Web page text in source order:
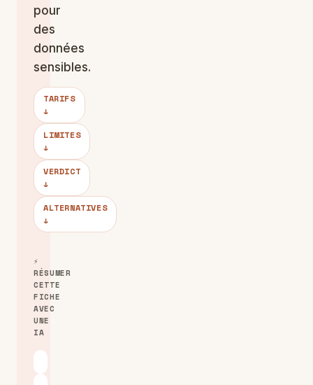
pour
des
données
sensibles.
TARIFS
↓
LIMITES
↓
VERDICT
↓
ALTERNATIVES
↓
⚡
RÉSUMER
CETTE
FICHE
AVEC
UNE
IA
ChatGPT